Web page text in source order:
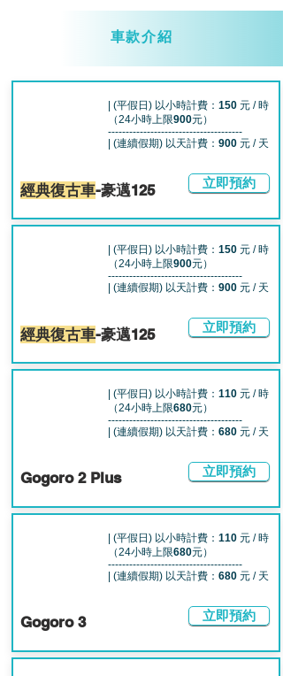
車款介紹
經典復古車-豪邁125
| (平假日) 以小時計費： 150 元 / 時
（24小時上限900元）
--------------------------------------
| (連續假期) 以天計費： 900 元 / 天
立即預約
經典復古車-豪邁125
| (平假日) 以小時計費： 150 元 / 時
（24小時上限900元）
--------------------------------------
| (連續假期) 以天計費： 900 元 / 天
立即預約
Gogoro 2 Plus
| (平假日) 以小時計費： 110 元 / 時
（24小時上限680元）
--------------------------------------
| (連續假期) 以天計費： 680 元 / 天
立即預約
Gogoro 3
| (平假日) 以小時計費： 110 元 / 時
（24小時上限680元）
--------------------------------------
| (連續假期) 以天計費： 680 元 / 天
立即預約